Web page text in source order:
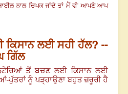
ਨਾਲ ਚਿਪਕ ਜਾਂਦੇ ਤਾਂ ਮੈਂ ਵੀ ਆਪਣੇ ਆਪ
ਲਈ ਸਹੀ ਹੱਲ? --
ਗਿੱਲ
ਤੋਂ ਬਚਣ ਲਈ ਕਿਸਾਨ ਲਈ
ਪੁੱਤਰਾਂ ਨੂੰ ਪੜ੍ਹਾਉਣਾ ਬਹੁਤ ਜ਼ਰੂਰੀ ਹੈ